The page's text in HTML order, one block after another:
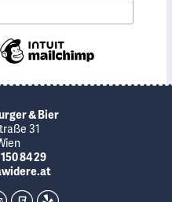
& Bier
31
84 29